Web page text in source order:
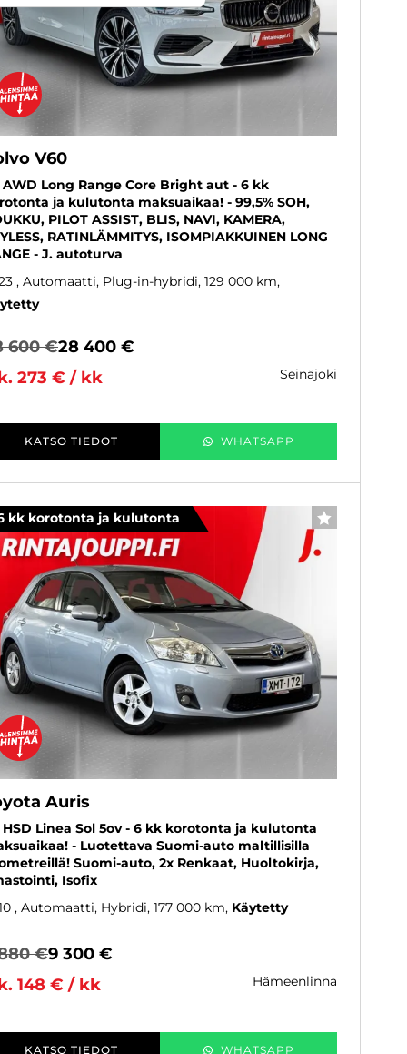
V60
AWD Long Range Core Bright aut - 6 kk
ja kulutonta maksuaikaa! - 99,5% SOH,
PILOT ASSIST, BLIS, NAVI, KAMERA,
RATINLÄMMITYS, ISOMPIAKKUINEN LONG
- J. autoturva
, Automaatti, Plug-in-hybridi, 129 000 km
600 €28 400 €
273 € / kk
seinäjoki
KATSO TIEDOT WHATSAPP
kk korotonta ja kulutonta SUOSIKKI
Auris
HSD Linea Sol 5ov - 6 kk korotonta ja kulutonta
- Luotettava Suomi-auto maltillisilla
Suomi-auto, 2x Renkaat, Huoltokirja,
Isofix
, Automaatti, Hybridi, 177 000 km Käytetty
€9 300 €
148 € / kk
hämeenlinna
KATSO TIEDOT WHATSAPP